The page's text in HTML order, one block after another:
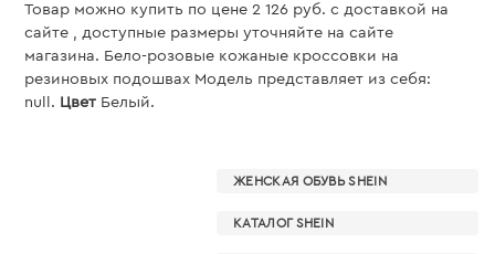
Товар можно купить по цене 2 126 руб. c доставкой на
сайте , доступные размеры уточняйте на сайте
магазина. Бело-розовые кожаные кроссовки на
резиновых подошвах Модель представляет из себя:
null. Цвет Белый.
ЖЕНСКАЯ ОБУВЬ SHEIN
КАТАЛОГ SHEIN